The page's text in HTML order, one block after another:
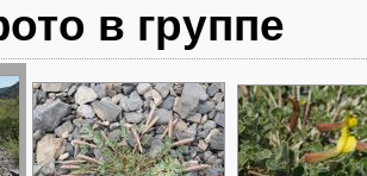
в группе